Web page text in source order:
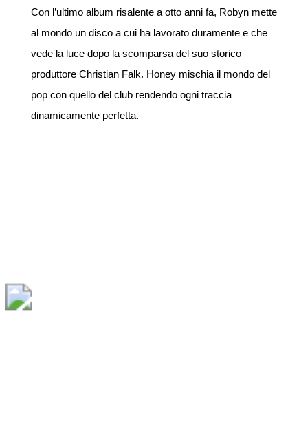
Con l’ultimo album risalente a otto anni fa, Robyn mette
al mondo un disco a cui ha lavorato duramente e che
vede la luce dopo la scomparsa del suo storico
produttore Christian Falk. Honey mischia il mondo del
pop con quello del club rendendo ogni traccia
dinamicamente perfetta.